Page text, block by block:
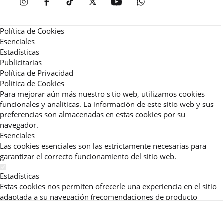
Política de Cookies
Esenciales
Estadísticas
Publicitarias
Política de Privacidad
Política de Cookies
Para mejorar aún más nuestro sitio web, utilizamos cookies
funcionales y analíticas. La información de este sitio web y sus
preferencias son almacenadas en estas cookies por su
navegador.
Esenciales
Las cookies esenciales son las estrictamente necesarias para
garantizar el correcto funcionamiento del sitio web.
Estadísticas
Estas cookies nos permiten ofrecerle una experiencia en el sitio
adaptada a su navegación (recomendaciones de producto